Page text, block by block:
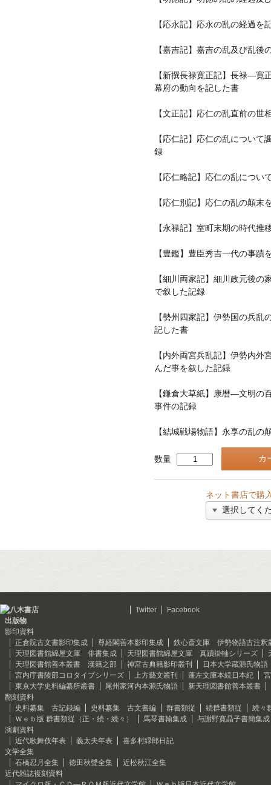
【応永記】応永の乱の経過を
【嘉吉記】嘉吉の乱及び乱後
【新撰長禄寛正記】長禄—寛
幕府の動向を記した書
【文正記】応仁の乱直前の世
【応仁記】応仁の乱について
録
【応仁略記】応仁の乱につい
【応仁別記】応仁の乱の顛末
【永禄記】室町末期の時代推
【豊鑑】豊臣秀吉一代の事蹟
【細川両家記】細川政元後の
で叙した記録
【勢州四家記】伊勢国の兵乱
記した書
【内外両宮兵乱記】伊勢内外
んだ事を叙した記録
【鎌倉大草紙】康暦—文明の
事件の記録
【結城戦場物語】永享の乱の
数量
ネット書店で購
Twitter
Facebook
出版物
影印資料
正倉院古文書影印集成
尊経閣善本影印集成
鉄心斎文庫 伊勢物語古注釈
天理図書館綿屋文庫 俳書集成
天理図書館綿屋文庫 真蹟掛軸シリーズ
天理図書館善本叢書 漢籍之部
神宮古典籍影印叢刊
日本大学蔵源氏物語
宮内庁書陵部コロタイプシリーズ
上方藝文叢刊 蓬左文庫本続日本紀
東京大学史料編纂所叢書
尾州家河内本源氏物語
新天理図書館善本叢書
翻刻資料
史料纂集 古記録編
史料纂集 古文書編 群書類従 続群書類従
続々
Ｗｅｂ版 群書類従（正・続・続々）
馬琴書翰集成
与謝野寛晶子書簡集成
演劇資料
近代歌舞伎年表
義太夫年表
喜多村緑郎日記
文学全集
石橋忍月全集
徳田秋聲全集
近松秋江全集
近代雑誌複刻資料